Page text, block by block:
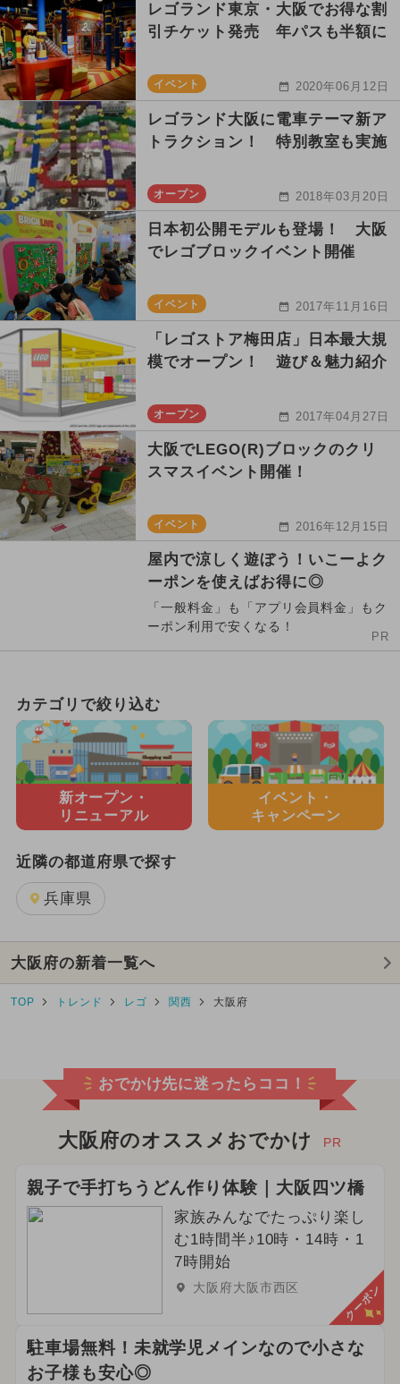
レゴランド東京・大阪でお得な割
引チケット発売 年パスも半額に
イベント 2020年06月12日
レゴランド大阪に電車テーマ新ア
トラクション！ 特別教室も実施
オープン 2018年03月20日
日本初公開モデルも登場！ 大阪
でレゴブロックイベント開催
イベント 2017年11月16日
「レゴストア梅田店」日本最大規
模でオープン！ 遊び＆魅力紹介
オープン 2017年04月27日
大阪でLEGO(R)ブロックのクリ
スマスイベント開催！
イベント 2016年12月15日
屋内で涼しく遊ぼう！いこーよク
ーポンを使えばお得に◎
「一般料金」も「アプリ会員料金」もク
ーポン利用で安くなる！
PR
カテゴリで絞り込む
新オープン・
リニューアル
イベント・
キャンペーン
近隣の都道府県で探す
兵庫県
大阪府の新着一覧へ
TOP トレンド レゴ 関西 大阪府
おでかけ先に迷ったらココ！
大阪府のオススメおでかけ PR
親子で手打ちうどん作り体験｜大阪四ツ橋
家族みんなでたっぷり楽し
む1時間半♪10時・14時・1
7時開始
大阪府大阪市西区 クーポン
駐車場無料！未就学児メインなので小さな
お子様も安心◎